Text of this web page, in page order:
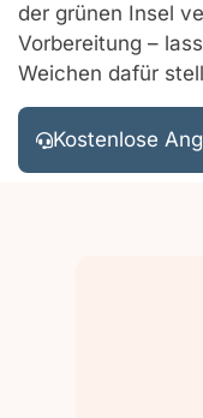
der grünen Insel
Vorbereitung –
Weichen dafür
Kostenlose